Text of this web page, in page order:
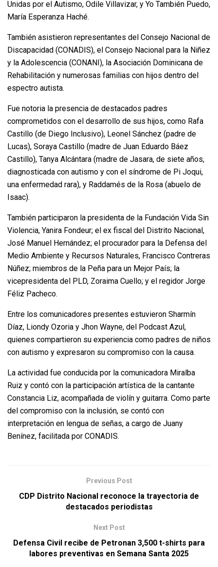
Unidas por el Autismo, Odile Villavizar, y Yo También Puedo,
María Esperanza Haché.
También asistieron representantes del Consejo Nacional de
Discapacidad (CONADIS), el Consejo Nacional para la Niñez
y la Adolescencia (CONANI), la Asociación Dominicana de
Rehabilitación y numerosas familias con hijos dentro del
espectro autista.
Fue notoria la presencia de destacados padres
comprometidos con el desarrollo de sus hijos, como Rafa
Castillo (de Diego Inclusivo), Leonel Sánchez (padre de
Lucas), Soraya Castillo (madre de Juan Eduardo Báez
Castillo), Tanya Alcántara (madre de Jasara, de siete años,
diagnosticada con autismo y con el síndrome de Pi Joqui,
una enfermedad rara), y Raddamés de la Rosa (abuelo de
Isaac).
También participaron la presidenta de la Fundación Vida Sin
Violencia, Yanira Fondeur; el ex fiscal del Distrito Nacional,
José Manuel Hernández; el procurador para la Defensa del
Medio Ambiente y Recursos Naturales, Francisco Contreras
Núñez; miembros de la Peña para un Mejor País; la
vicepresidenta del PLD, Zoraima Cuello; y el regidor Jorge
Féliz Pacheco.
Entre los comunicadores presentes estuvieron Sharmín
Díaz, Liondy Ozoria y Jhon Wayne, del Podcast Azul,
quienes compartieron su experiencia como padres de niños
con autismo y expresaron su compromiso con la causa.
La actividad fue conducida por la comunicadora Miralba
Ruiz y contó con la participación artística de la cantante
Constancia Liz, acompañada de violín y guitarra. Como parte
del compromiso con la inclusión, se contó con
interpretación en lengua de señas, a cargo de Juany
Benínez, facilitada por CONADIS.
Previous Post
CDP Distrito Nacional reconoce la trayectoria de
destacados periodistas
Next Post
Defensa Civil recibe de Petronan 3,500 t-shirts para
labores preventivas en Semana Santa 2025